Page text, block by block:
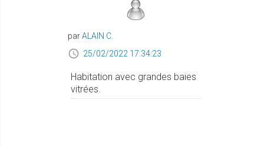
parALAIN C.
25/02/2022 17:34:23
Habitation avec grandes baies
vitrées.